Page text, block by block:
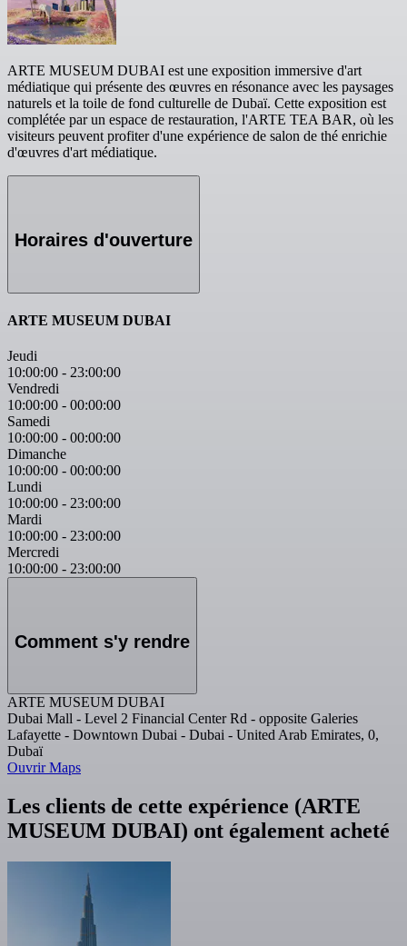
ARTE MUSEUM DUBAI est une exposition immersive d'art
médiatique qui présente des œuvres en résonance avec les paysages
naturels et la toile de fond culturelle de Dubaï. Cette exposition est
complétée par un espace de restauration, l'ARTE TEA BAR, où les
visiteurs peuvent profiter d'une expérience de salon de thé enrichie
d'œuvres d'art médiatique.
Horaires d'ouverture
ARTE MUSEUM DUBAI
Jeudi
10:00:00 - 23:00:00
Vendredi
10:00:00 - 00:00:00
Samedi
10:00:00 - 00:00:00
Dimanche
10:00:00 - 00:00:00
Lundi
10:00:00 - 23:00:00
Mardi
10:00:00 - 23:00:00
Mercredi
10:00:00 - 23:00:00
Comment s'y rendre
ARTE MUSEUM DUBAI
Dubai Mall - Level 2 Financial Center Rd - opposite Galeries
Lafayette - Downtown Dubai - Dubai - United Arab Emirates, 0,
Dubaï
Ouvrir Maps
Les clients de cette expérience (ARTE
MUSEUM DUBAI) ont également acheté